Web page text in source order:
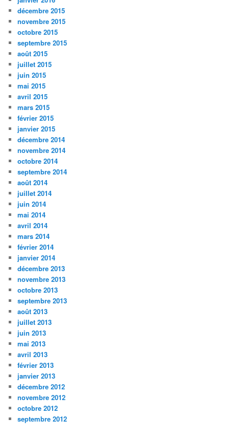
décembre 2015
novembre 2015
octobre 2015
septembre 2015
août 2015
juillet 2015
juin 2015
mai 2015
avril 2015
mars 2015
février 2015
janvier 2015
décembre 2014
novembre 2014
octobre 2014
septembre 2014
août 2014
juillet 2014
juin 2014
mai 2014
avril 2014
mars 2014
février 2014
janvier 2014
décembre 2013
novembre 2013
octobre 2013
septembre 2013
août 2013
juillet 2013
juin 2013
mai 2013
avril 2013
février 2013
janvier 2013
décembre 2012
novembre 2012
octobre 2012
septembre 2012